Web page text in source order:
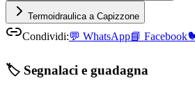
Termoidraulica a Capizzone
Condividi:💬 WhatsApp📘 Facebook
🏷️ Segnalaci e guadagna